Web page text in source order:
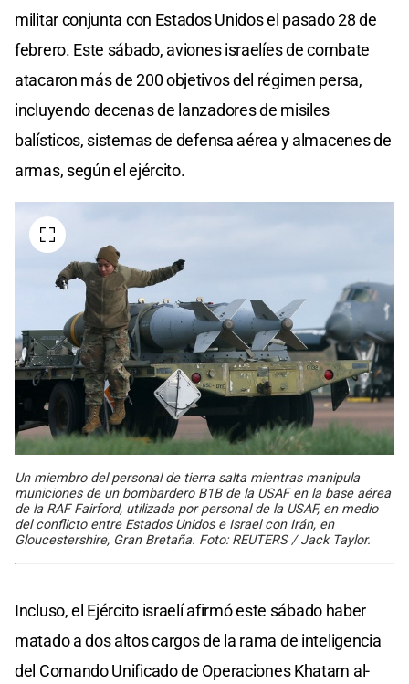
militar conjunta con Estados Unidos el pasado 28 de
febrero. Este sábado, aviones israelíes de combate
atacaron más de 200 objetivos del régimen persa,
incluyendo decenas de lanzadores de misiles
balísticos, sistemas de defensa aérea y almacenes de
armas, según el ejército.
Un miembro del personal de tierra salta mientras manipula
municiones de un bombardero B1B de la USAF en la base aérea
de la RAF Fairford, utilizada por personal de la USAF, en medio
del conflicto entre Estados Unidos e Israel con Irán, en
Gloucestershire, Gran Bretaña. Foto: REUTERS / Jack Taylor.
Incluso, el Ejército israelí afirmó este sábado haber
matado a dos altos cargos de la rama de inteligencia
del Comando Unificado de Operaciones Khatam al-